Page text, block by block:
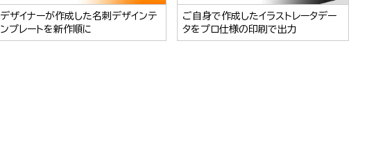
デザイナーが作成した名刺デザインテ
ンプレートを新作順に
ご自身で作成したイラストレータデー
タをプロ仕様の印刷で出力